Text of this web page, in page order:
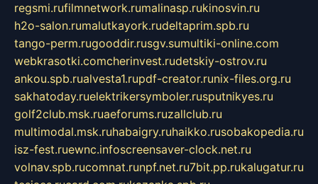
regsmi.rufilmnetwork.rumalinasp.rukinosvin.ru
h2o-salon.rumalutkayork.rudeltaprim.spb.ru
tango-perm.rugooddir.rusgv.sumultiki-online.com
webkrasotki.comcherinvest.rudetskiy-ostrov.ru
ankou.spb.rualvesta1.rupdf-creator.runix-files.org.ru
sakhatoday.ruelektrikersymboler.rusputnikyes.ru
golf2club.msk.ruaeforums.ruzallclub.ru
multimodal.msk.ruhabaigry.ruhaikko.rusobakopedia.ru
isz-fest.ruewnc.infoscreensaver-clock.net.ru
volnav.spb.rucomnat.runpf.net.ru7bit.pp.rukalugatur.ru